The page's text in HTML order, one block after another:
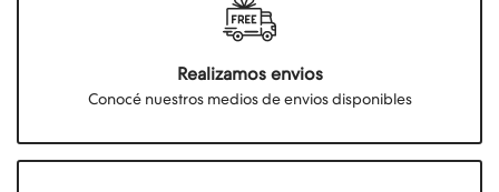
Realizamos envios
Conocé nuestros medios de envios disponibles